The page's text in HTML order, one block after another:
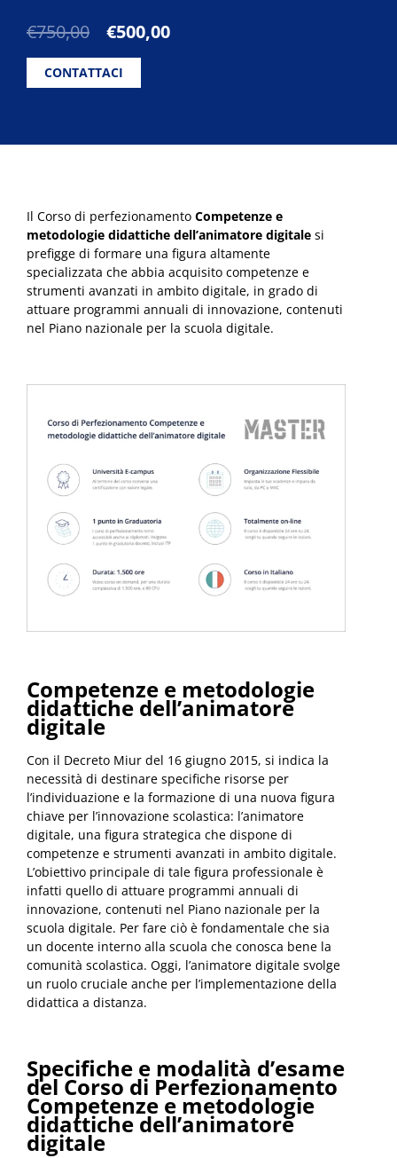
€750,00
Il
originale
era:
€500,00Il
CONTATTACI
Il Corso di perfezionamento Competenze e
metodologie didattiche dell’animatore digitale si
prefigge di formare una figura altamente
specializzata che abbia acquisito competenze e
strumenti avanzati in ambito digitale, in grado di
attuare programmi annuali di innovazione, contenuti
nel Piano nazionale per la scuola digitale.
Competenze e metodologie
didattiche dell’animatore
digitale
Con il Decreto Miur del 16 giugno 2015, si indica la
necessità di destinare specifiche risorse per
l’individuazione e la formazione di una nuova figura
chiave per l’innovazione scolastica: l’animatore
digitale, una figura strategica che dispone di
competenze e strumenti avanzati in ambito digitale.
L’obiettivo principale di tale figura professionale è
infatti quello di attuare programmi annuali di
innovazione, contenuti nel Piano nazionale per la
scuola digitale. Per fare ciò è fondamentale che sia
un docente interno alla scuola che conosca bene la
comunità scolastica. Oggi, l’animatore digitale svolge
un ruolo cruciale anche per l’implementazione della
didattica a distanza.
Specifiche e modalità d’esame
del Corso di Perfezionamento
Competenze e metodologie
didattiche dell’animatore
digitale